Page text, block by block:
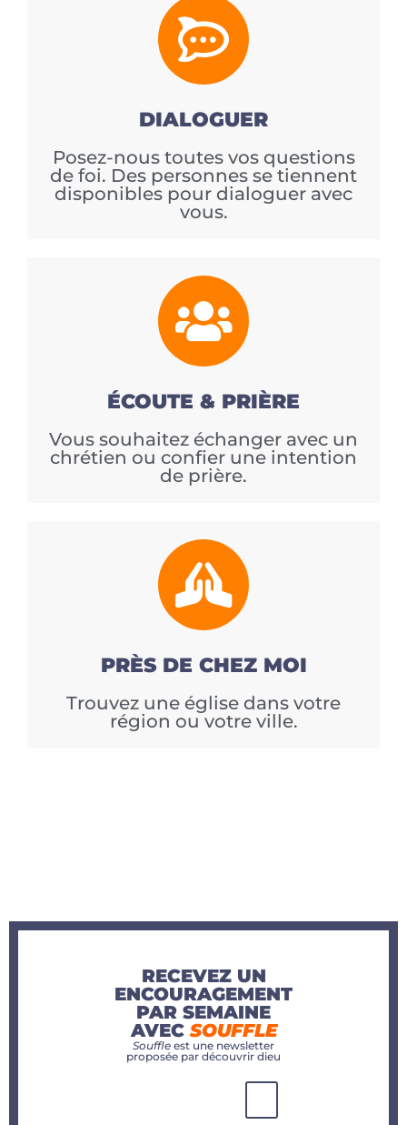
DIALOGUER
Posez-nous toutes vos questions
de foi. Des personnes se tiennent
disponibles pour dialoguer avec
vous.
ÉCOUTE & PRIÈRE
Vous souhaitez échanger avec un
chrétien ou confier une intention
de prière.
PRÈS DE CHEZ MOI
Trouvez une église dans votre
région ou votre ville.
RECEVEZ UN
ENCOURAGEMENT
PAR SEMAINE
AVECSOUFFLE
Souffle est une newsletter
proposée par découvrir dieu